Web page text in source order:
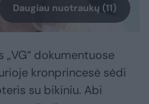
Daugiau nuotraukų (11)
dokumentuose
kronprincesė sėdi
su bikiniu. Abi